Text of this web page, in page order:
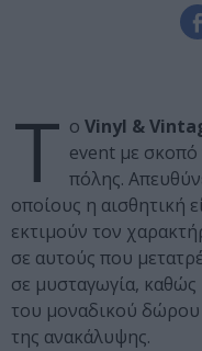
Τ ο Vinyl &
event με σκοπό
πόλης.
οποίους η αισθητική
εκτιμούν τον
σε αυτούς που
σε μυσταγωγία, καθώς
του μοναδικού δώρου
της ανακάλυψης.